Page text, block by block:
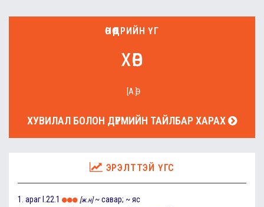
ӨНӨӨДРИЙН ҮГ
хөв
[А.Ө]
ХУВИЛАЛ БОЛОН ДҮРМИЙН ТАЙЛБАР ХАРАХ
ЭРЭЛТТЭЙ ҮГС
1. араг I.22.1 [ж.н] ~ савар; ~ яс